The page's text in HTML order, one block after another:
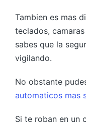
Tambien es mas
teclados,
sabes que la
vigilando.
No obstante
automaticos mas
Si te roban en un